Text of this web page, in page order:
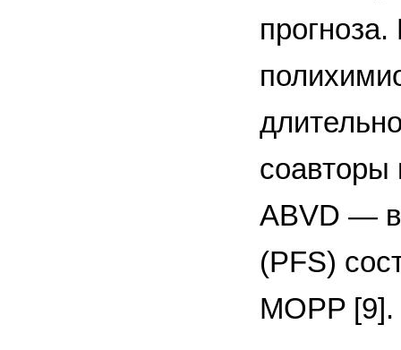
соавторы
ABVD —
(PFS)
MOPP [9].